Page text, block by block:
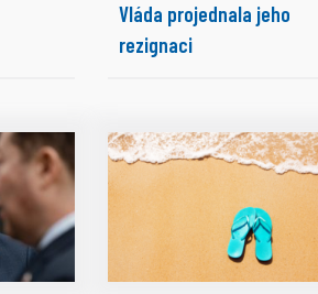
Vláda projednala jeho
rezignaci